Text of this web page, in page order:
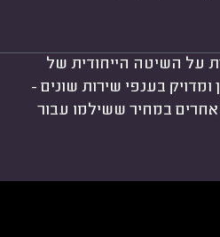
על השיטה הייחודית של
ומדויק בענפי שירות שונים -
במחיר ששילמו עבור